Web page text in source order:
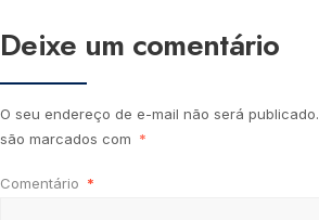
Deixe um comentário
O seu endereço de e-mail não será publicado.
são marcados com *
Comentário *